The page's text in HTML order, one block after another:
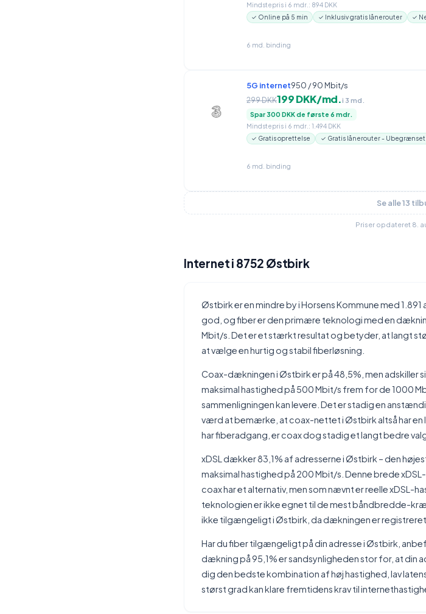
Mindstepris i 6 mdr.: 894 DKK
✓ Online på 5 min ✓ Inklusiv gratis lånerouter ✓
6 md. binding
5G internet950 / 90 Mbit/s
299 DKK199 DKK/md.i 3 md.
Spar 300 DKK de første 6 mdr.
Mindstepris i 6 mdr.: 1.494 DKK
✓ Gratis oprettelse ✓ Gratis lånerouter - Ubegrænset
6 md. binding
Se alle 13
Priser opdateret 8.
Internet i 8752 Østbirk
Østbirk er en mindre by i Horsens Kommune med
god, og fiber er den primære teknologi med en
Mbit/s. Det er et stærkt resultat og betyder, at langt
at vælge en hurtig og stabil fiberløsning.
Coax-dækningen i Østbirk er på 48,5%, men adskiller
maksimal hastighed på 500 Mbit/s frem for de 1000
sammenligningen kan levere. Det er stadig en
værd at bemærke, at coax-nettet i Østbirk altså har en
har fiberadgang, er coax dog stadig et langt bedre valg
xDSL dækker 83,1% af adresserne i Østbirk – den
maksimal hastighed på 200 Mbit/s. Denne brede
coax har et alternativ, men som nævnt er reelle xDSL-
teknologien er ikke egnet til de mest båndbredde-
ikke tilgængeligt i Østbirk, da dækningen er registreret
Har du fiber tilgængeligt på din adresse i Østbirk,
dækning på 95,1% er sandsynligheden stor for, at din
dig den bedste kombination af høj hastighed, lav
størst grad kan klare fremtidens krav til